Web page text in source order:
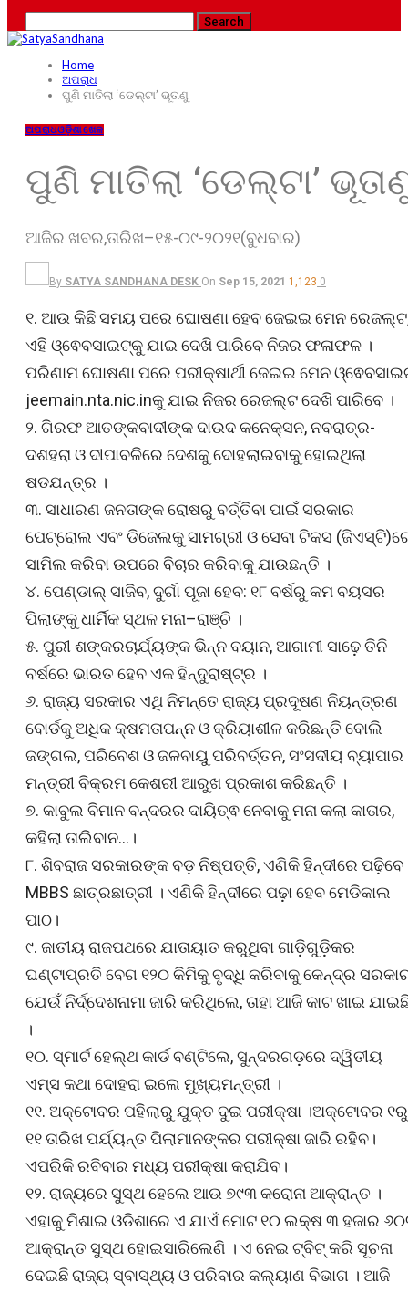
Home
ଅପରାଧ
ପୁଣି ମାତିଲା ‘ଡେଲ୍ଟା’ ଭୂତାଣୁ
ଅପରାଧଓଡ଼ିଶାଖେଳ
ପୁଣି ମାତିଲା ‘ଡେଲ୍ଟା’
ଆଜିର ଖବର,ତାରିଖ–୧୫-୦୯-୨୦୨୧(ବୁଧବାର)
By SATYA SANDHANA DESK On Sep 15, 2021 1,123 0
୧. ଆଉ କିଛି ସମୟ ପରେ ଘୋଷଣା ହେବ ଜେଇଇ ମେନ
ଏହି ଓ୍ଵେବସାଇଟ୍‌କୁ ଯାଇ ଦେଖି ପାରିବେ ନିଜର ଫଳାଫଳ ।
ପରିଣାମ ଘୋଷଣା ପରେ ପରୀକ୍ଷାର୍ଥୀ ଜେଇଇ ମେନ
jeemain.nta.nic.inକୁ ଯାଇ ନିଜର ରେଜଲ୍ଟ ଦେଖି ପାରିବେ ।
୨. ଗିରଫ ଆତଙ୍କବାଦୀଙ୍କ ଦାଉଦ କନେକ୍ସନ, ନବରାତ୍ର-
ଦଶହରା ଓ ଦୀପାବଳିରେ ଦେଶକୁ ଦୋହଲାଇବାକୁ ହୋଇଥିଲା
ଷଡଯନ୍ତ୍ର ।
୩. ସାଧାରଣ ଜନତାଙ୍କ ରୋଷରୁ ବର୍ତ୍ତିବା ପାଇଁ ସରକାର
ପେଟ୍ରୋଲ ଏବଂ ଡିଜେଲକୁ ସାମଗ୍ରୀ ଓ ସେବା ଟିକସ
ସାମିଲ କରିବା ଉପରେ ବିଚାର କରିବାକୁ ଯାଉଛନ୍ତି ।
୪. ପେଣ୍ଡାଲ୍‌ ସାଜିବ, ଦୁର୍ଗା ପୂଜା ହେବ: ୧୮ ବର୍ଷରୁ କମ ବୟସର
ପିଲାଙ୍କୁ ଧାର୍ମିକ ସ୍ଥଳ ମନା–ରାଞ୍ଚି ।
୫. ପୁରୀ ଶଙ୍କରଚାର୍ଯ୍ୟଙ୍କ ଭିନ୍ନ ବୟାନ, ଆଗାମୀ ସାଢ଼େ ତିନି
ବର୍ଷରେ ଭାରତ ହେବ ଏକ ହିନ୍ଦୁରାଷ୍ଟ୍ର ।
୬. ରାଜ୍ୟ ସରକାର ଏଥି ନିମନ୍ତେ ରାଜ୍ୟ ପ୍ରଦୂଷଣ ନିୟନ୍ତ୍ରଣ
ବୋର୍ଡକୁ ଅଧିକ କ୍ଷମତାପନ୍ନ ଓ କ୍ରିୟାଶୀଳ କରିଛନ୍ତି ବୋଲି
ଜଙ୍ଗଲ, ପରିବେଶ ଓ ଜଳବାୟୁ ପରିବର୍ତ୍ତନ, ସଂସଦୀୟ ବ୍ୟାପାର
ମନ୍ତ୍ରୀ ବିକ୍ରମ କେଶରୀ ଆରୁଖ ପ୍ରକାଶ କରିଛନ୍ତି ।
୭. କାବୁଲ ବିମାନ ବନ୍ଦରର ଦାୟିତ୍ଵ ନେବାକୁ ମନା କଲା କାତାର,
କହିଲା ତାଲିବାନ…।
୮. ଶିବରାଜ ସରକାରଙ୍କ ବଡ଼ ନିଷ୍ପତ୍ତି, ଏଣିକି ହିନ୍ଦୀରେ ପଢ଼ିବେ
MBBS ଛାତ୍ରଛାତ୍ରୀ । ଏଣିକି ହିନ୍ଦୀରେ ପଢ଼ା ହେବ ମେଡିକାଲ
ପାଠ।
୯. ଜାତୀୟ ରାଜପଥରେ ଯାତାୟାତ କରୁଥିବା ଗାଡ଼ିଗୁଡ଼ିକର
ଘଣ୍ଟାପ୍ରତି ବେଗ ୧୨୦ କିମିକୁ ବୃଦ୍ଧି କରିବାକୁ କେନ୍ଦ୍ର
ଯେଉଁ ନିର୍ଦ୍ଦେଶନାମା ଜାରି କରିଥିଲେ, ତାହା ଆଜି କାଟ ଖାଇ
।
୧୦. ସ୍ମାର୍ଟ ହେଲ୍‌ଥ କାର୍ଡ ବଣ୍ଟିଲେ, ସୁନ୍ଦରଗଡ଼ରେ ଦ୍ୱିତୀୟ
ଏମ୍‌ସ କଥା ଦୋହରା ଇଲେ ମୁଖ୍ୟମନ୍ତ୍ରୀ ।
୧୧. ଅକ୍ଟୋବର ପହିଲାରୁ ଯୁକ୍ତ ଦୁଇ ପରୀକ୍ଷା ।ଅକ୍ଟୋବର ୧ରୁ
୧୧ ତାରିଖ ପର୍ଯ୍ୟନ୍ତ ପିଲାମାନଙ୍କର ପରୀକ୍ଷା ଜାରି ରହିବ।
ଏପରିକି ରବିବାର ମଧ୍ୟ ପରୀକ୍ଷା କରାଯିବ।
୧୨. ରାଜ୍ୟରେ ସୁସ୍ଥ ହେଲେ ଆଉ ୭୯୩ କରୋନା ଆକ୍ରାନ୍ତ ।
ଏହାକୁ ମିଶାଇ ଓଡିଶାରେ ଏ ଯାଏଁ ମୋଟ ୧୦ ଲକ୍ଷ ୩ ହଜାର
ଆକ୍ରାନ୍ତ ସୁସ୍ଥ ହୋଇସାରିଲେଣି । ଏ ନେଇ ଟ୍ବିଟ୍ କରି ସୂଚନା
ଦେଇଛି ରାଜ୍ୟ ସ୍ବାସ୍ଥ୍ୟ ଓ ପରିବାର କଲ୍ୟାଣ ବିଭାଗ । ଆଜି